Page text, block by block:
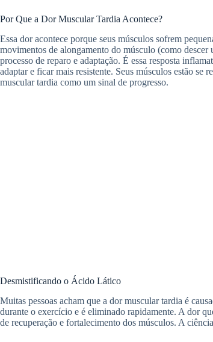
Por Que a Dor Muscular Tardia Acontece?
Essa dor acontece porque seus músculos sofrem
movimentos de alongamento do músculo (como descer
processo de reparo e adaptação. É essa resposta
adaptar e ficar mais resistente. Seus músculos estão se
muscular tardia como um sinal de progresso.
Desmistificando o Ácido Lático
Muitas pessoas acham que a dor muscular tardia é
durante o exercício e é eliminado rapidamente. A dor
de recuperação e fortalecimento dos músculos. A